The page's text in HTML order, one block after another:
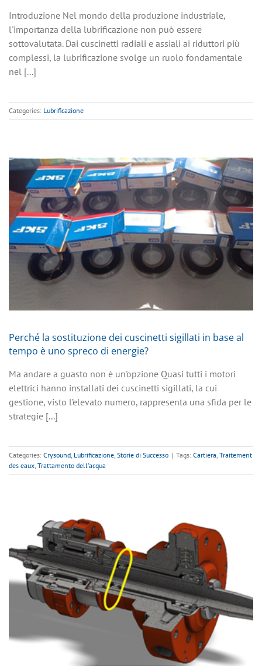
Introduzione Nel mondo della produzione industriale,
l'importanza della lubrificazione non può essere
sottovalutata. Dai cuscinetti radiali e assiali ai riduttori più
complessi, la lubrificazione svolge un ruolo fondamentale
nel [...]
Categories: Lubrificazione
Perché la sostituzione dei cuscinetti sigillati in base al
tempo è uno spreco di energie?
Ma andare a guasto non è un'opzione Quasi tutti i motori
elettrici hanno installati dei cuscinetti sigillati, la cui
gestione, visto l’elevato numero, rappresenta una sfida per le
strategie [...]
Categories: Crysound, Lubrificazione, Storie di Successo | Tags: Cartiera, Traitement
des eaux, Trattamento dell'acqua